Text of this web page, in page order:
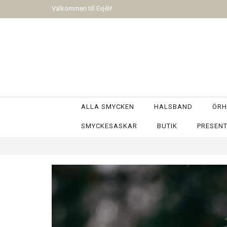
Välkommen till Evjéli!
ALLA SMYCKEN HALSBAND
SMYCKESASKAR BUTIK